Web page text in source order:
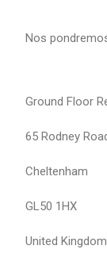
Nos
Ground Floor
65 Rodney
Cheltenham
GL50 1HX
United Kingdom